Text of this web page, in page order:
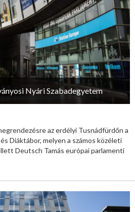
Nyári Szabadegyetem
az erdélyi Tusnádfürdőn a
Diáktábor, melyen a számos közéleti
Deutsch Tamás európai parlamenti